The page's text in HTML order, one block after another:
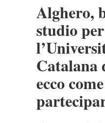
Alghero,
studio per
Catalana
ecco come